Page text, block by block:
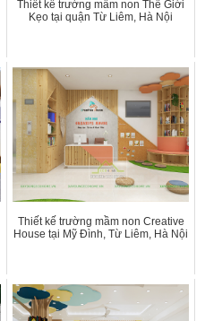
Thiết kế trường mầm non Thế Giới
Kẹo tại quận Từ Liêm, Hà Nội
Thiết kế trường mầm non Creative
House tại Mỹ Đình, Từ Liêm, Hà Nội